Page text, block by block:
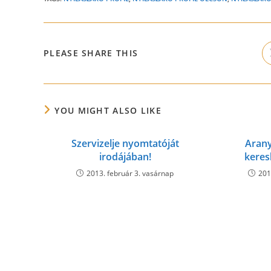
PLEASE SHARE THIS
YOU MIGHT ALSO LIKE
Szervizelje nyomtatóját
irodájában!
2013. február 3. vasárnap